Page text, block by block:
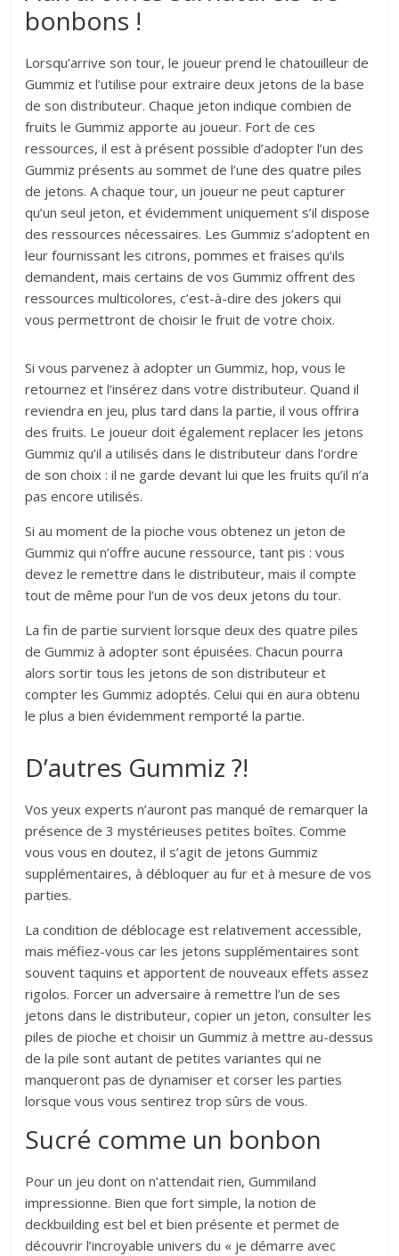
bonbons !
Lorsqu’arrive son tour, le joueur prend le chatouilleur de
Gummiz et l’utilise pour extraire deux jetons de la base
de son distributeur. Chaque jeton indique combien de
fruits le Gummiz apporte au joueur. Fort de ces
ressources, il est à présent possible d’adopter l’un des
Gummiz présents au sommet de l’une des quatre piles
de jetons. A chaque tour, un joueur ne peut capturer
qu’un seul jeton, et évidemment uniquement s’il dispose
des ressources nécessaires. Les Gummiz s’adoptent en
leur fournissant les citrons, pommes et fraises qu’ils
demandent, mais certains de vos Gummiz offrent des
ressources multicolores, c’est-à-dire des jokers qui
vous permettront de choisir le fruit de votre choix.
Si vous parvenez à adopter un Gummiz, hop, vous le
retournez et l’insérez dans votre distributeur. Quand il
reviendra en jeu, plus tard dans la partie, il vous offrira
des fruits. Le joueur doit également replacer les jetons
Gummiz qu’il a utilisés dans le distributeur dans l’ordre
de son choix : il ne garde devant lui que les fruits qu’il n’a
pas encore utilisés.
Si au moment de la pioche vous obtenez un jeton de
Gummiz qui n’offre aucune ressource, tant pis : vous
devez le remettre dans le distributeur, mais il compte
tout de même pour l’un de vos deux jetons du tour.
La fin de partie survient lorsque deux des quatre piles
de Gummiz à adopter sont épuisées. Chacun pourra
alors sortir tous les jetons de son distributeur et
compter les Gummiz adoptés. Celui qui en aura obtenu
le plus a bien évidemment remporté la partie.
D’autres Gummiz ?!
Vos yeux experts n’auront pas manqué de remarquer la
présence de 3 mystérieuses petites boîtes. Comme
vous vous en doutez, il s’agit de jetons Gummiz
supplémentaires, à débloquer au fur et à mesure de vos
parties.
La condition de déblocage est relativement accessible,
mais méfiez-vous car les jetons supplémentaires sont
souvent taquins et apportent de nouveaux effets assez
rigolos. Forcer un adversaire à remettre l’un de ses
jetons dans le distributeur, copier un jeton, consulter les
piles de pioche et choisir un Gummiz à mettre au-dessus
de la pile sont autant de petites variantes qui ne
manqueront pas de dynamiser et corser les parties
lorsque vous vous sentirez trop sûrs de vous.
Sucré comme un bonbon
Pour un jeu dont on n’attendait rien, Gummiland
impressionne. Bien que fort simple, la notion de
deckbuilding est bel et bien présente et permet de
découvrir l’incroyable univers du « je démarre avec